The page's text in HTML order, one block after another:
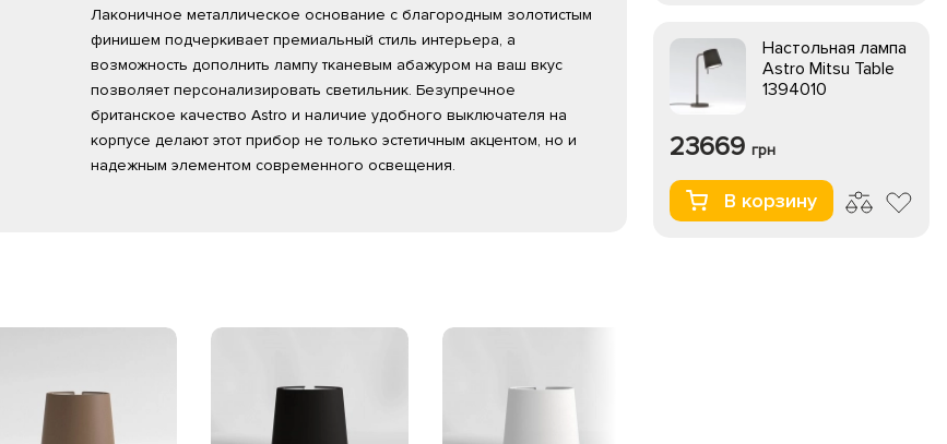
Лаконичное металлическое основание с благородным золотистым
финишем подчеркивает премиальный стиль интерьера, а
возможность дополнить лампу тканевым абажуром на ваш вкус
позволяет персонализировать светильник. Безупречное
британское качество Astro и наличие удобного выключателя на
корпусе делают этот прибор не только эстетичным акцентом, но и
надежным элементом современного освещения.
Настольная лампа
Astro Mitsu Table
1394010
23669 грн
В корзину